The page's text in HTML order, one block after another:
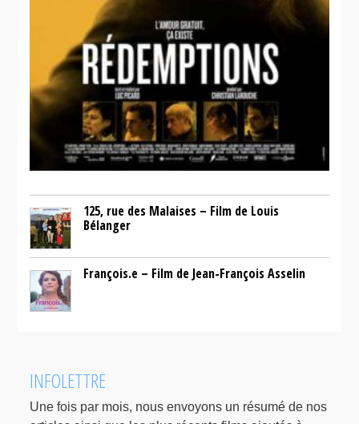
125, rue des Malaises – Film de Louis
Bélanger
François.e – Film de Jean-François Asselin
INFOLETTRE
Une fois par mois, nous envoyons un résumé de nos